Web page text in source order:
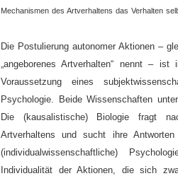
Mechanismen des Artverhaltens das Verhalten
Die Postulierung autonomer Aktionen –
„angeborenes Artverhalten“ nennt –
Voraussetzung eines
Psychologie. Beide Wissenschaften
Die (kausalistische) Biologie fragt
Artverhaltens und sucht ihre
(individualwissenschaftliche)
Individualität der Aktionen, die sich